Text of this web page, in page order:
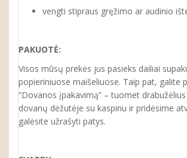
vengti stipraus gręžimo ar audinio
PAKUOTĖ:
Visos mūsų prekės jus pasieks dailiai
popieriniuose maišeliuose. Taip pat, galite
“Dovanos įpakavimą” – tuomet
dovanų dėžutėje su kaspinu ir pridėsime
galėsite užrašyti patys.